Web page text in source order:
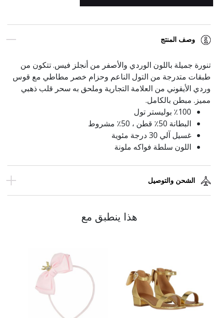
وصف المنتج
تنورة جميلة باللون الوردي والأصفر من أنجلز فيس. تتكون من
طبقات متدرجة من التول الناعم وحزام خصر مطاطي مع قوس
وردي الأيقوني من العلامة التجارية وملحق به سحر قلب ذهبي
مميز. مبطن بالكامل.
٪100 بوليستر تول
البطانة 50٪ قطن ، 50٪ مشروط
غسيل آلي 30 درجة مئوية
اللون سلطة فواكه ملونة
الشحن والتوصيل
هذا ينطبق مع